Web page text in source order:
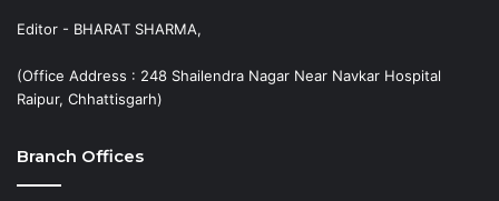
Editor - BHARAT SHARMA,
(Office Address : 248 Shailendra Nagar Near Navkar Hospital
Raipur, Chhattisgarh)
Branch Offices